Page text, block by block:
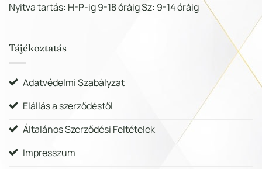
Nyitva tartás: H-P-ig 9-18 óráig Sz: 9-14 óráig
Tájékoztatás
Adatvédelmi Szabályzat
Elállás a szerződéstől
Általános Szerződési Feltételek
Impresszum